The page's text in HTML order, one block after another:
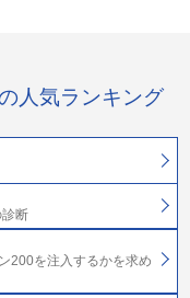
人気ランキング
断
200を注入するかを求め